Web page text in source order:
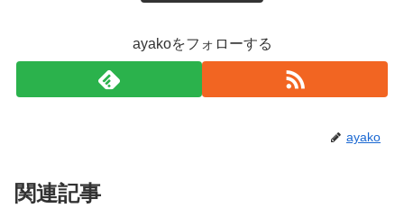
ayakoをフォローする
ayako
関連記事